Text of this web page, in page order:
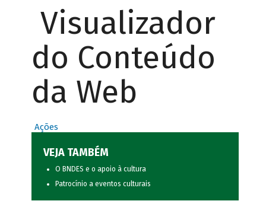
Visualizador
do Conteúdo
da Web
Ações
VEJA TAMBÉM
O BNDES e o apoio à cultura
Patrocínio a eventos culturais